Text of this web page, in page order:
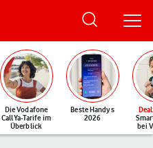
Die Vodafone
CallYa-Tarife im
Überblick
Beste Handys
2026
Deal
bei